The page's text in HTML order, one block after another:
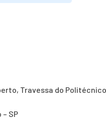
Travessa do
– SP